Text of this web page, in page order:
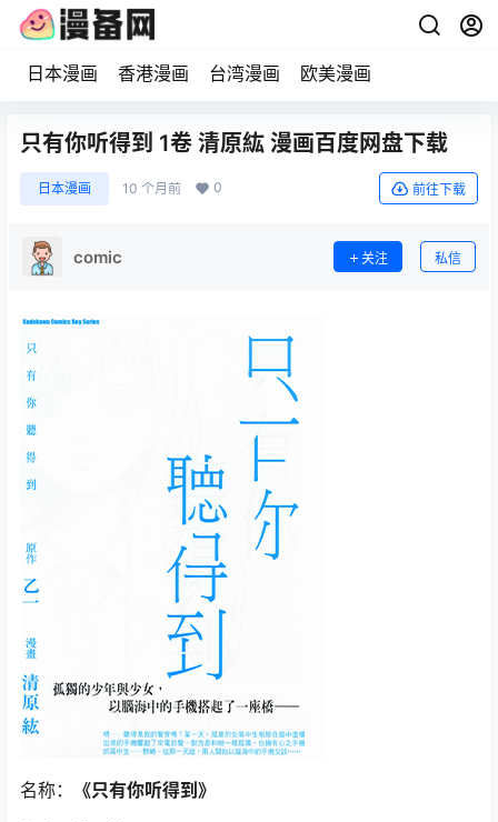
日本漫画 香港漫画 台湾漫画 欧美漫画
只有你听得到 1卷 清原紘 漫画百度网盘下载
日本漫画 10 个月前 0 前往下载
comic 关注 私信
名称：
《只有你听得到》